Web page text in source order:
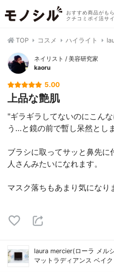
おすすめ商品がも
クチコミポイ活サ
TOP コスメ ハイライト
ネイリスト / 美容研究家
kaoru
5.00
上品な艶肌
"ギラギラしてないのにこん
う…と鏡の前で暫し呆然とし
ブラシに取ってサッと鼻先
人さんみたいになれます。
マスク落ちもあまり気になり
laura mercier(ローラ メル
マットラディアンス ベイ